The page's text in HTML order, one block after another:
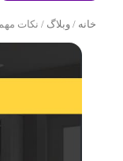
خانه / وبلاگ / نکات